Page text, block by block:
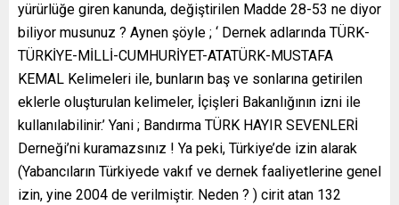
yürürlüğe giren kanunda, değiştirilen Madde 28-53 ne diyor
biliyor musunuz ? Aynen şöyle ; ‘ Dernek adlarında TÜRK-
TÜRKİYE-MİLLİ-CUMHURİYET-ATATÜRK-MUSTAFA
KEMAL Kelimeleri ile, bunların baş ve sonlarına getirilen
eklerle oluşturulan kelimeler, İçişleri Bakanlığının izni ile
kullanılabilinir.’ Yani ; Bandırma TÜRK HAYIR SEVENLERİ
Derneği’ni kuramazsınız ! Ya peki, Türkiye’de izin alarak
(Yabancıların Türkiyede vakıf ve dernek faaliyetlerine genel
izin, yine 2004 de verilmiştir. Neden ? ) cirit atan 132